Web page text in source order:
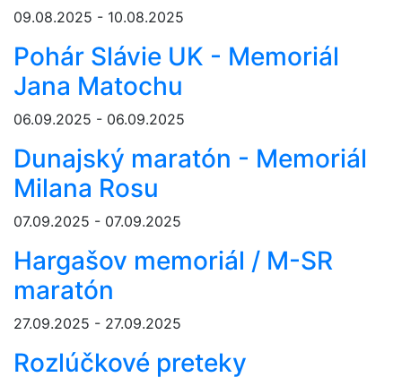
09.08.2025 - 10.08.2025
Pohár Slávie UK - Memoriál
Jana Matochu
06.09.2025 - 06.09.2025
Dunajský maratón - Memoriál
Milana Rosu
07.09.2025 - 07.09.2025
Hargašov memoriál / M-SR
maratón
27.09.2025 - 27.09.2025
Rozlúčkové preteky